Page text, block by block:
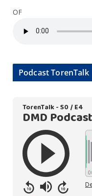
OF
Podcast TorenTalk